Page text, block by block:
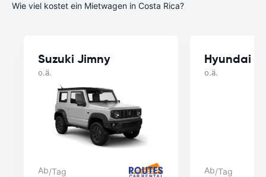
Wie viel kostet ein Mietwagen in Costa Rica?
Suzuki Jimny
o.ä.
Ab/Tag
Hyundai
o.ä.
Ab/Tag